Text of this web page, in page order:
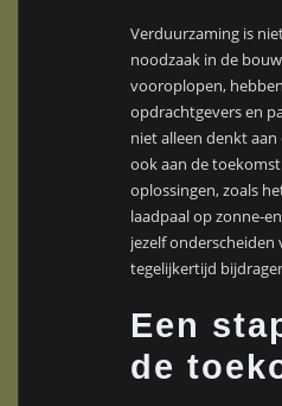
Verduurzaming is
noodzaak in de
vooroplopen,
opdrachtgevers en
niet alleen denkt
ook aan de
oplossingen, zoals
laadpaal op zonne-
jezelf
tegelijkertijd
Een
de